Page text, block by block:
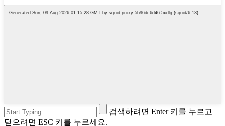
검색하려면 Enter 키를 누르고
닫으려면 ESC 키를 누르세요.